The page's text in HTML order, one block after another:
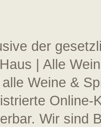
der
| Alle
Weine &
Wir sind